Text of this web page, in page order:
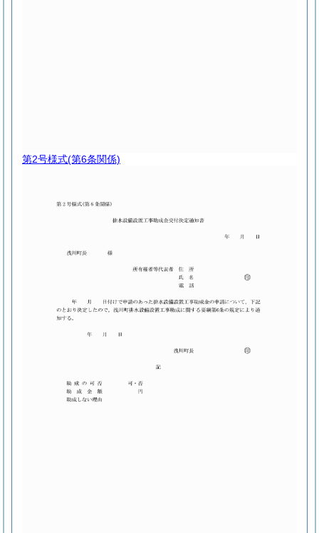
第2号様式(第6条関係)